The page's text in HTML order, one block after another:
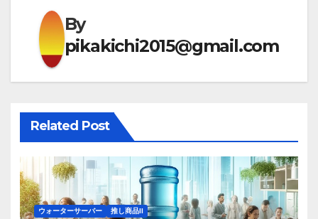
ゲ
ー
シ
ョ
ン
By
pikakichi2015@gmail.com
Related Post
ウォーターサーバー 推し商品II